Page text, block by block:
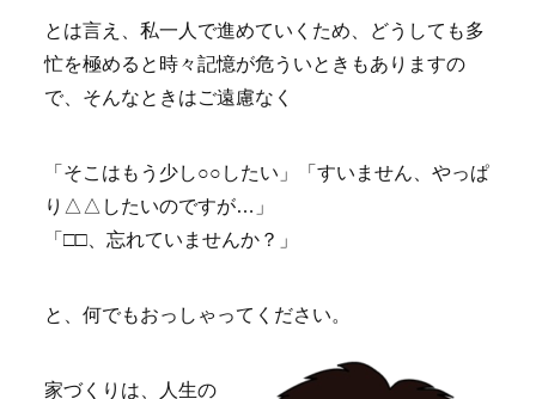
とは言え、私一人で進めていくため、どうしても多
忙を極めると時々記憶が危ういときもありますの
で、そんなときはご遠慮なく
「そこはもう少し○○したい」「すいません、やっぱ
り△△したいのですが…」
「□□、忘れていませんか？」
と、何でもおっしゃってください。
家づくりは、人生の